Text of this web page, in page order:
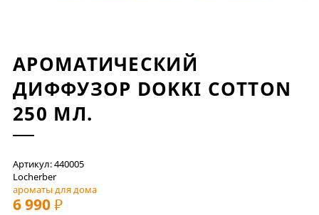
АРОМАТИЧЕСКИЙ
ДИФФУЗОР DOKKI COTTON
250 МЛ.
Артикул: 440005
Locherber
ароматы для дома
6 990 РУБ